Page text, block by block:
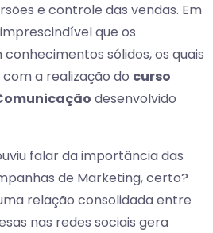
e controle das vendas. Em
que os
sólidos, os quais
a realização do curso
desenvolvido
falar da importância das
de Marketing, certo?
relação consolidada entre
nas redes sociais gera